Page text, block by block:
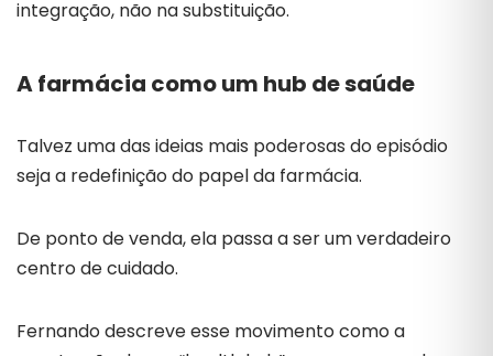
integração, não na substituição.
A farmácia como um hub de saúde
Talvez uma das ideias mais poderosas do episódio
seja a redefinição do papel da farmácia.
De ponto de venda, ela passa a ser um verdadeiro
centro de cuidado.
Fernando descreve esse movimento como a